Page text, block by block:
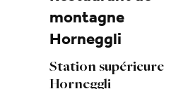
montagne
Horneggli
Station supérieure
Horneggli